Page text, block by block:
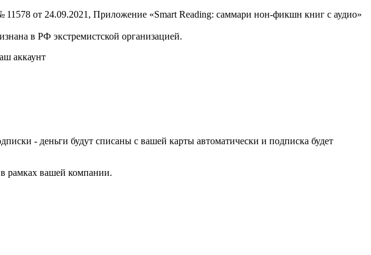
от 24.09.2021, Приложение «Smart Reading: саммари нон-фикшн книг с аудио»
в РФ экстремистской организацией.
аккаунт
- деньги будут списаны с вашей карты автоматически и подписка будет
рамках вашей компании.